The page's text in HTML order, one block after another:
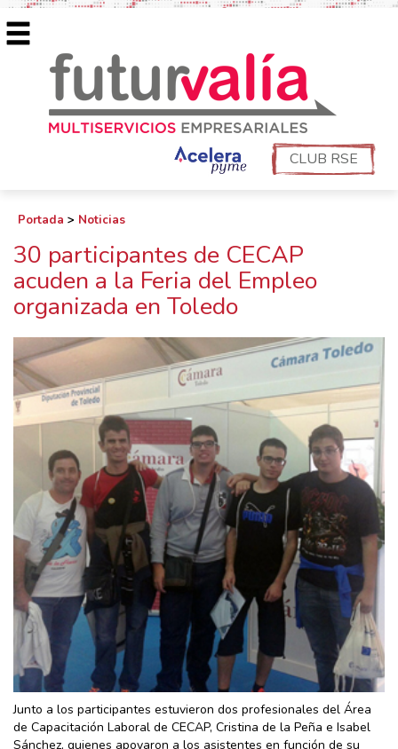
CLUB RSE
Portada > Noticias
30 participantes de CECAP
acuden a la Feria del Empleo
organizada en Toledo
Junto a los participantes estuvieron dos profesionales del Área
de Capacitación Laboral de CECAP, Cristina de la Peña e Isabel
Sánchez, quienes apoyaron a los asistentes en función de su